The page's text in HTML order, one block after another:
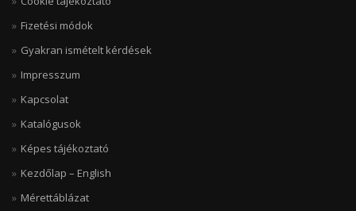
Fizetési módok
Gyakran ismételt kérdések
Impresszum
Kapcsolat
Katalógusok
Képes tájékoztató
Kezdőlap – English
Mérettáblázat